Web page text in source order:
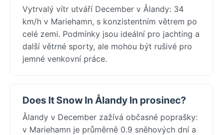
Vytrvalý vítr utváří December v Ålandy: 34
km/h v Mariehamn, s konzistentním větrem po
celé zemi. Podmínky jsou ideální pro jachting a
další větrné sporty, ale mohou být rušivé pro
jemné venkovní práce.
Does It Snow In Ålandy In prosinec?
Ålandy v December zažívá občasné poprašky:
v Mariehamn je průměrně 0.9 sněhových dní a